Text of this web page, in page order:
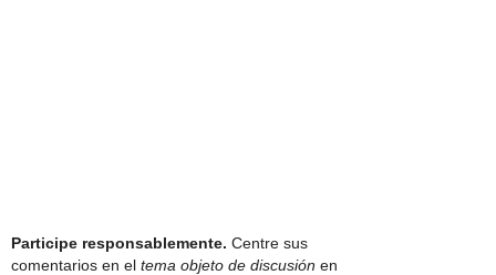
Participe responsablemente. Centre sus
comentarios en el tema objeto de discusión en